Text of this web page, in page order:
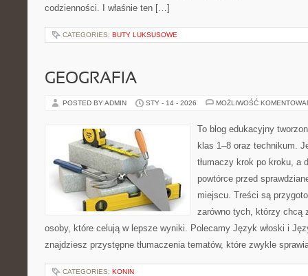
codzienności. I właśnie ten […]
CATEGORIES: BUTY LUKSUSOWE
GEOGRAFIA
POSTED BY ADMIN STY - 14 - 2026 MOŻLIWOŚĆ
To blog edukacyjny
klas 1–8 oraz technikum.
tłumaczy krok po kroku, a
powtórce przed
miejscu. Treści są
zarówno tych, którzy chcą
osoby, które celują w lepsze wyniki. Polecamy Język włoski i
znajdziesz przystępne tłumaczenia tematów, które zwykle
CATEGORIES: KONIN